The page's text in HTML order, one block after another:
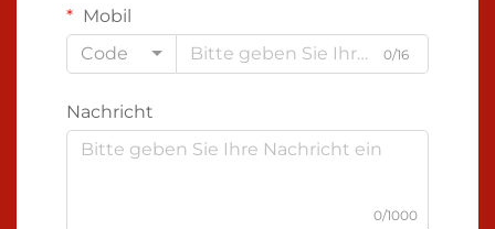
Mobil
Code
0/16
Nachricht
0/1000